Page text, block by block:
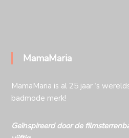
MamaMaria
MamaMaria is al 25 jaar ‘s
badmode merk!
Geïnspireerd door de